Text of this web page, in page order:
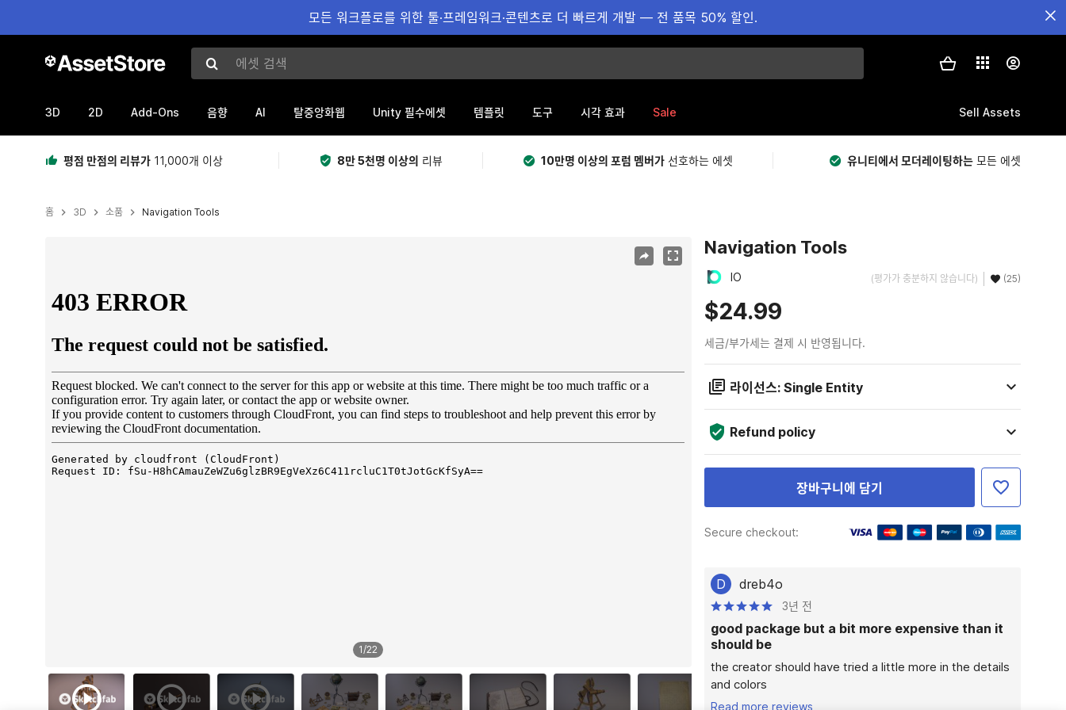
모든 워크플로를 위한 툴·프레임워크·콘텐츠로 더 빠르게 개발 — 전 품목 50% 할인.
에셋 검색
3D 2D Add-Ons 음향 AI 탈중앙화웹 Unity 필수에셋 템플릿 도구 시각 효과 Sale Sell Assets
평점 만점의 리뷰가 11,000개 이상 8만 5천명 이상의 리뷰 10만명 이상의 포럼 멤버가 선호하는 에셋 유니티에서 모더레이팅하는 모든 에셋
홈 3D 소품 Navigation Tools
1/22
Navigation Tools
IO (평가가 충분하지 않습니다) (25)
$24.99
세금/부가세는 결제 시 반영됩니다.
라이선스: Single Entity
Refund policy
장바구니에 담기
Secure checkout:
D dreb4o
3년 전
good package but a bit more expensive than it
should be
the creator should have tried a little more in the details
and colors
Read more reviews